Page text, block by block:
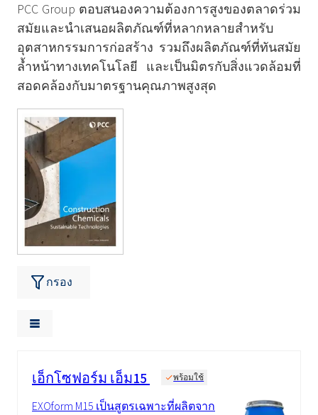
PCC Group ตอบสนองความต้องการสูงของตลาดร่วม
สมัยและนำเสนอผลิตภัณฑ์ที่หลากหลายสำหรับ
อุตสาหกรรมการก่อสร้าง รวมถึงผลิตภัณฑ์ที่ทันสมัย
ล้ำหน้าทางเทคโนโลยี และเป็นมิตรกับสิ่งแวดล้อมที่
สอดคล้องกับมาตรฐานคุณภาพสูงสุด
กรอง
เอ็กโซฟอร์ม เอ็ม15 พร้อมใช้
EXOform M15 เป็นสูตรเฉพาะที่ผลิตจาก